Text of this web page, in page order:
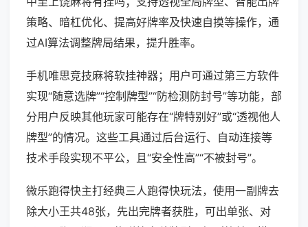
策略、暗杠优化、提高好牌率及快速自摸等操作，通
过AI算法调整牌局结果，提升胜率。
手机唯思竞技麻将软挂神器；用户可通过第三方软件
实现“随意选牌”“控制牌型”“防检测防封号”等功能，部
分用户反映其他玩家可能存在“牌特别好”或“透视他人
牌型”的情况。这些工具通过后台运行、自动连接等
技术手段实现不平公，且“安全性高”“不被封号”。
微乐跑得快主打经典三人跑得快玩法，使用一副牌去
除大小王共48张，先出完牌者获胜，可出单张、对